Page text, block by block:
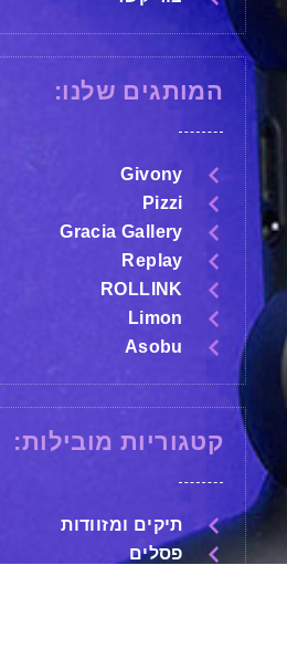
המותגים שלנו:
Givony
Pizzi
Gracia Gallery
Replay
ROLLINK
Limon
Asobu
קטגוריות מובילות:
תיקים ומזוודות
פסלים